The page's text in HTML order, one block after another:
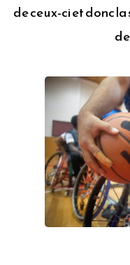
de ceux-ci et donc